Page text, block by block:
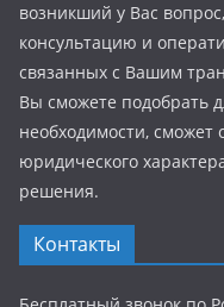
возникший у Вас
консультацию и
связанных с Вашим
Вы сможете подобрать
необходимости, сможет
юридического
решения.
Контакты